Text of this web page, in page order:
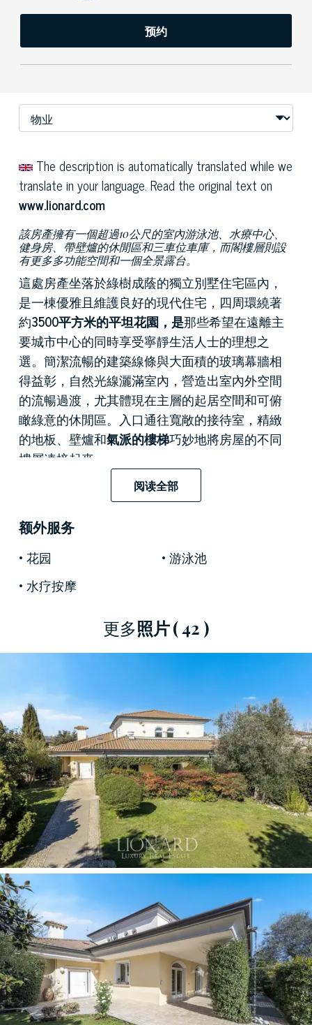
预约
The description is automatically translated while we
translate in your language. Read the original text on
www.lionard.com
該房產擁有一個超過10公尺的室內游泳池、水療中心、
健身房、帶壁爐的休閒區和三車位車庫，而閣樓層則設
有更多多功能空間和一個全景露台。
這處房產坐落於綠樹成蔭的獨立別墅住宅區內，
是一棟優雅且維護良好的現代住宅，四周環繞著
約3500平方米的平坦花園，是那些希望在遠離主
要城市中心的同時享受寧靜生活人士的理想之
選。簡潔流暢的建築線條與大面積的玻璃幕牆相
得益彰，自然光線灑滿室內，營造出室內外空間
的流暢過渡，尤其體現在主層的起居空間和可俯
瞰綠意的休閒區。入口通往寬敞的接待室，精緻
的地板、壁爐和氣派的樓梯巧妙地將房屋的不同
樓層連接起來。
一樓主要用於日常生活和娛樂，寬敞的起居空間
分為主客廳、閱讀區和餐廳，透過落地窗均可欣
賞門廊和花園的景色。明亮實用的廚房與另一個
非正式用餐區和室外相連，非常適合家庭使用和
私人廚師服務。同一層還設有主要睡眠區，
室配有步入式衣帽間和獨立衛浴
二間臥室，非常適合招待客人或兒童，以及一間
地下室是這處房產的健康中心，被設計成一個真
正的 私人水療中心
約10.8公尺 x
4.5公尺的室內游泳池，透過俯瞰花園的大面積玻
璃結構，泳池周圍光線充足。木地板和室內日光
浴區讓您一年四季都能在完全私密的環境中享受
游泳的樂趣。泳池旁是休閒區、可配備齊全的健
身房、設有專屬房間的水療區以及帶壁爐的休息
室，是放鬆身心、享受私密社交時光的理想場
所。同一層還設有設備間和大型三車位車庫，確
保車輛停放的便利性和安全性。
頂層空間內部與下層相連，層高適宜，並設有通
往全景露台的開口，可作為額外的私人起居室、
書房、愛好室或客房套間。自然光線透過寬大的
窗戶和通往室外的開口灑入室內，淺色地板和中
性色調的牆面使空間可根據居住者的需求輕鬆定
制。整棟別墅均採用高品質的裝潢材料、雙層玻
璃窗和先進的系統，確保居住舒適度和節能效
果。
阅读全部
额外服务
花园
游泳池
水疗按摩
更多照片( 42 )